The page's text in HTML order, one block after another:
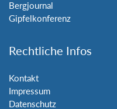
Bergjournal
Gipfelkonferenz
Rechtliche Infos
Kontakt
Impressum
Datenschutz